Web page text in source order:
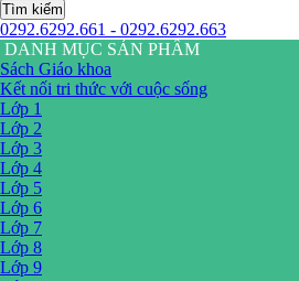
Tìm kiếm
0292.6292.661 - 0292.6292.663
DANH MỤC SẢN PHẨM
Sách Giáo khoa
Kết nối tri thức với cuộc sống
Lớp 1
Lớp 2
Lớp 3
Lớp 4
Lớp 5
Lớp 6
Lớp 7
Lớp 8
Lớp 9